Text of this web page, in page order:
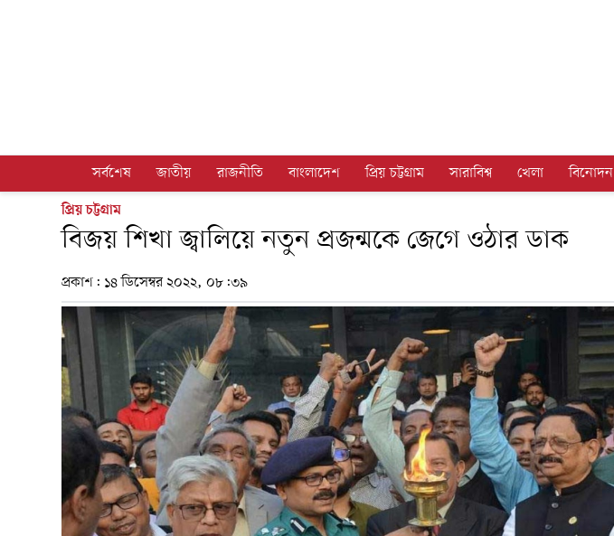
সর্বশেষ জাতীয় রাজনীতি বাংলাদেশ প্রিয় চট্টগ্রাম সারাবিশ্ব খেলা বিনোদন
প্রিয় চট্টগ্রাম
বিজয় শিখা জ্বালিয়ে নতুন প্রজন্মকে জেগে ওঠার ডাক
প্রকাশ: ১৪ ডিসেম্বর ২০২২, ০৮:৩৯